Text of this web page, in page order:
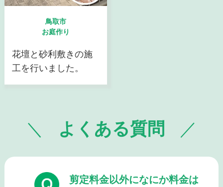
鳥取市
お庭作り
花壇と砂利敷きの施
工を行いました。
よくある質問
剪定料金以外になにか料金は